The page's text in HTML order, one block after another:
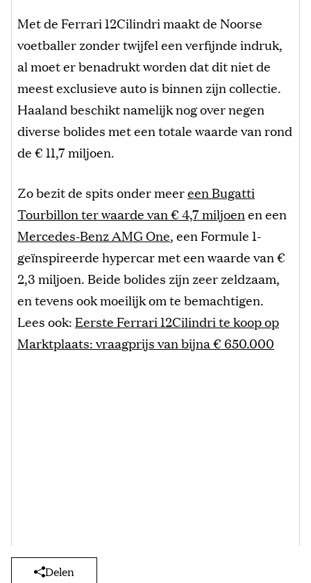
Met de Ferrari 12Cilindri maakt de Noorse
voetballer zonder twijfel een verfijnde indruk,
al moet er benadrukt worden dat dit niet de
meest exclusieve auto is binnen zijn collectie.
Haaland beschikt namelijk nog over negen
diverse bolides met een totale waarde van rond
de € 11,7 miljoen.
Zo bezit de spits onder meereen Bugatti
Tourbillon ter waarde van € 4,7 miljoenen een
Mercedes-Benz AMG One, een Formule 1-
geïnspireerde hypercar met een waarde van €
2,3 miljoen. Beide bolides zijn zeer zeldzaam,
en tevens ook moeilijk om te bemachtigen.
Lees ook: Eerste Ferrari 12Cilindri te koop op
Marktplaats: vraagprijs van bijna € 650.000
Delen